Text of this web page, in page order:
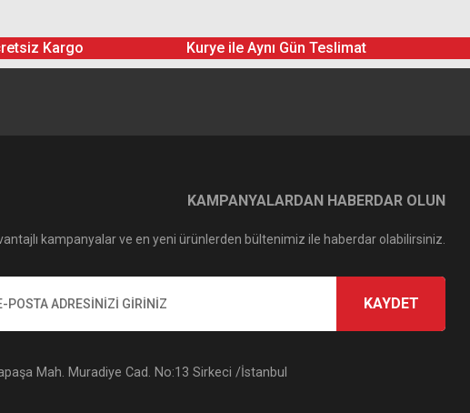
Kargo Kurye ile Aynı Gün Teslimat
KAMPANYALARDAN HABERDAR OLUN
kampanyalar ve en yeni ürünlerden bültenimiz ile haberdar olabilirsiniz.
KAYDET
Mah. Muradiye Cad. No:13 Sirkeci /İstanbul